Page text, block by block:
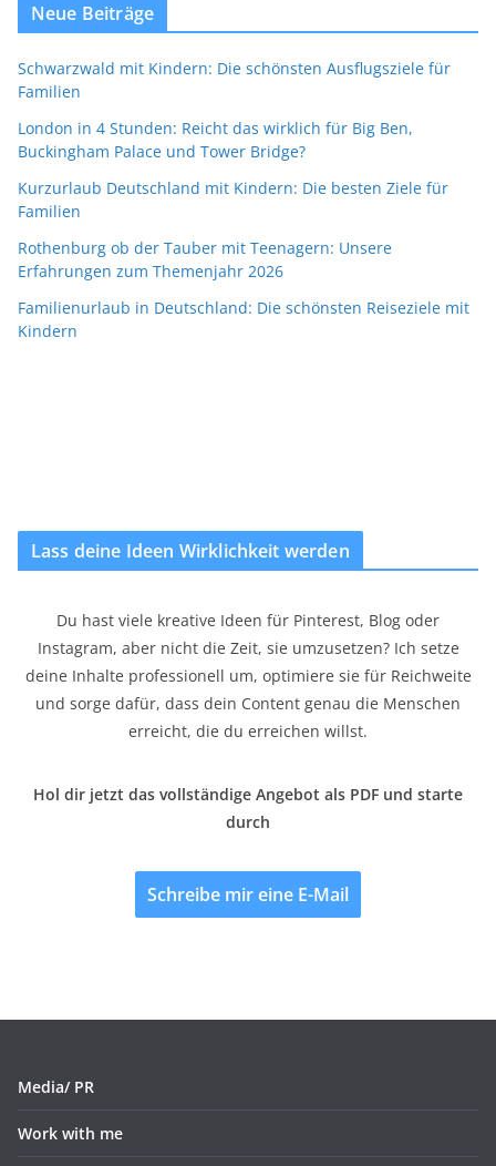
Neue Beiträge
Schwarzwald mit Kindern: Die schönsten Ausflugsziele für
Familien
London in 4 Stunden: Reicht das wirklich für Big Ben,
Buckingham Palace und Tower Bridge?
Kurzurlaub Deutschland mit Kindern: Die besten Ziele für
Familien
Rothenburg ob der Tauber mit Teenagern: Unsere
Erfahrungen zum Themenjahr 2026
Familienurlaub in Deutschland: Die schönsten Reiseziele mit
Kindern
Lass deine Ideen Wirklichkeit werden
Du hast viele kreative Ideen für Pinterest, Blog oder
Instagram, aber nicht die Zeit, sie umzusetzen? Ich setze
deine Inhalte professionell um, optimiere sie für Reichweite
und sorge dafür, dass dein Content genau die Menschen
erreicht, die du erreichen willst.
Hol dir jetzt das vollständige Angebot als PDF und starte
durch
Schreibe mir eine E-Mail
Media/ PR
Work with me